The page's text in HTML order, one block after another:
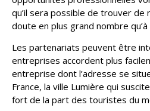
qu’il sera possible de trouver de
doute en plus grand nombre qu’à
Les partenariats peuvent être
entreprises accordent plus
entreprise dont l’adresse se
France, la ville Lumière qui
fort de la part des touristes du